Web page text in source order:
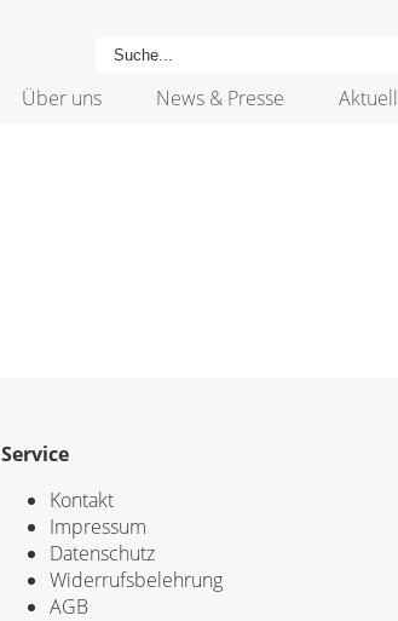
Über uns News & Presse Aktuell
Service
Kontakt
Impressum
Datenschutz
Widerrufsbelehrung
AGB